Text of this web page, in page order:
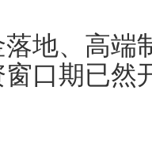
地、高端
口期已然